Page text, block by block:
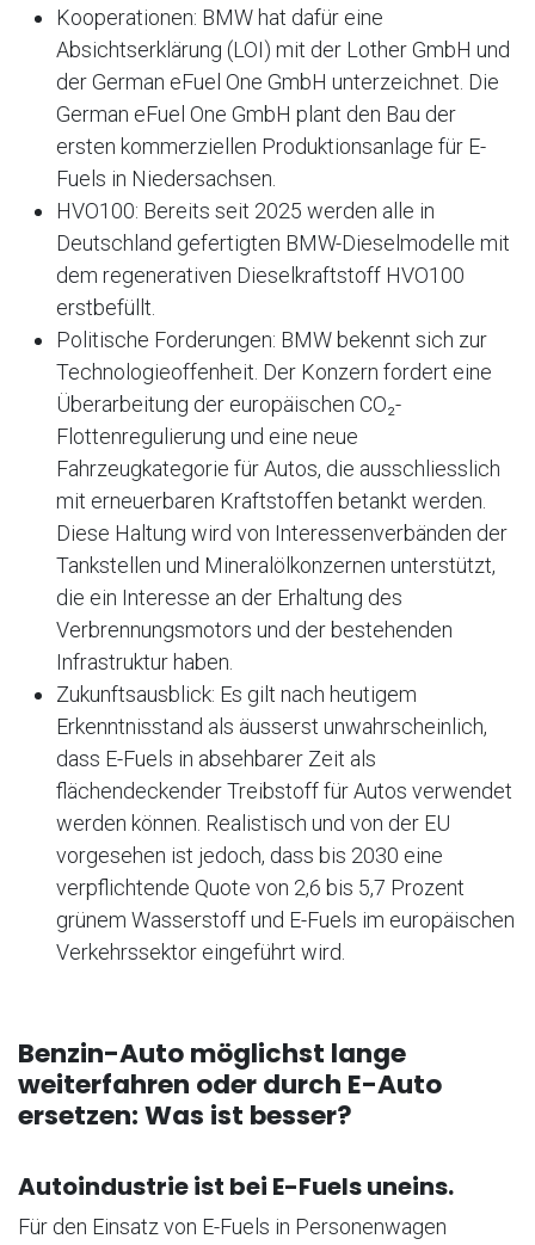
Kooperationen: BMW hat dafür eine
Absichtserklärung (LOI) mit der Lother GmbH und
der German eFuel One GmbH unterzeichnet. Die
German eFuel One GmbH plant den Bau der
ersten kommerziellen Produktionsanlage für E-
Fuels in Niedersachsen.
HVO100: Bereits seit 2025 werden alle in
Deutschland gefertigten BMW-Dieselmodelle mit
dem regenerativen Dieselkraftstoff HVO100
erstbefüllt.
Politische Forderungen: BMW bekennt sich zur
Technologieoffenheit. Der Konzern fordert eine
Überarbeitung der europäischen CO₂-
Flottenregulierung und eine neue
Fahrzeugkategorie für Autos, die ausschliesslich
mit erneuerbaren Kraftstoffen betankt werden.
Diese Haltung wird von Interessenverbänden der
Tankstellen und Mineralölkonzernen unterstützt,
die ein Interesse an der Erhaltung des
Verbrennungsmotors und der bestehenden
Infrastruktur haben.
Zukunftsausblick: Es gilt nach heutigem
Erkenntnisstand als äusserst unwahrscheinlich,
dass E-Fuels in absehbarer Zeit als
flächendeckender Treibstoff für Autos verwendet
werden können. Realistisch und von der EU
vorgesehen ist jedoch, dass bis 2030 eine
verpflichtende Quote von 2,6 bis 5,7 Prozent
grünem Wasserstoff und E-Fuels im europäischen
Verkehrssektor eingeführt wird.
Benzin-Auto möglichst lange
weiterfahren oder durch E-Auto
ersetzen: Was ist besser?
Autoindustrie ist bei E-Fuels uneins.
Für den Einsatz von E-Fuels in Personenwagen